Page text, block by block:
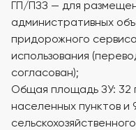
ГП/ПЗЗ — для
административных
придорожного
использования
согласован);
Общая площадь ЗУ: 32
населенных пунктов и